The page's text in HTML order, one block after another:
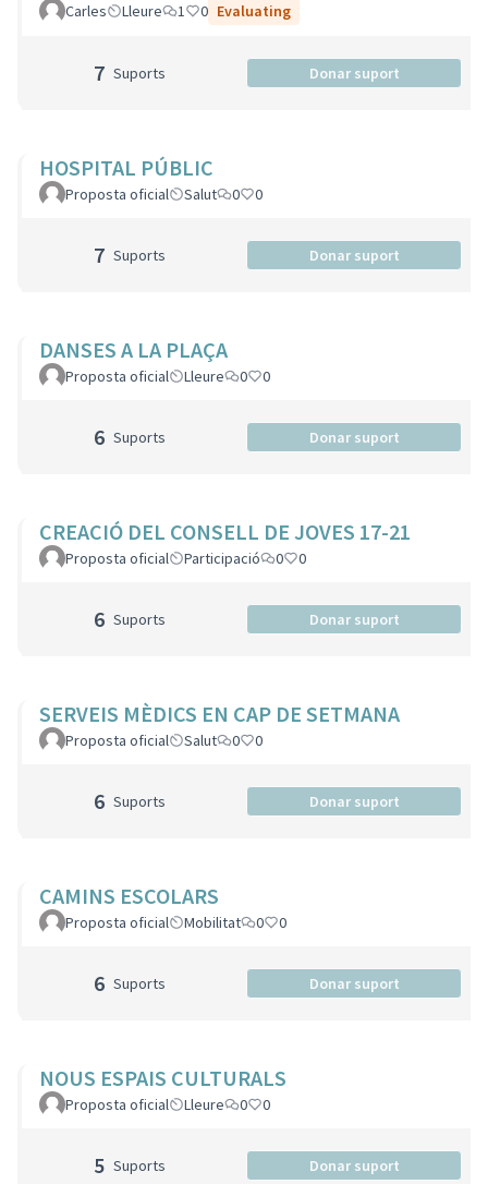
Carles Lleure 1 0 Evaluating
7 Suports Donar suport
HOSPITAL PÚBLIC
Proposta oficial Salut 0 0
7 Suports Donar suport
DANSES A LA PLAÇA
Proposta oficial Lleure 0 0
6 Suports Donar suport
CREACIÓ DEL CONSELL DE JOVES 17-21
Proposta oficial Participació 0 0
6 Suports Donar suport
SERVEIS MÈDICS EN CAP DE SETMANA
Proposta oficial Salut 0 0
6 Suports Donar suport
CAMINS ESCOLARS
Proposta oficial Mobilitat 0 0
6 Suports Donar suport
NOUS ESPAIS CULTURALS
Proposta oficial Lleure 0 0
5 Suports Donar suport